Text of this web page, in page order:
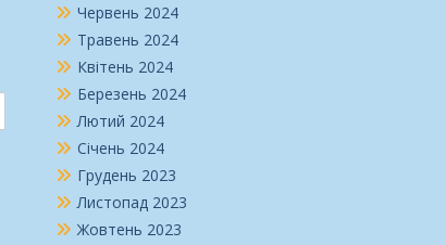
Червень 2024
Травень 2024
Квітень 2024
Березень 2024
Лютий 2024
Січень 2024
Грудень 2023
Листопад 2023
Жовтень 2023